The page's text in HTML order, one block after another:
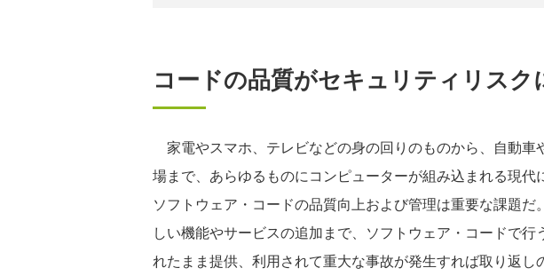
コードの品質がセキュリティリスク
家電やスマホ、テレビなどの身の回りのものから、自動車
場まで、あらゆるものにコンピューターが組み込まれる現代
ソフトウェア・コードの品質向上および管理は重要な課題
しい機能やサービスの追加まで、ソフトウェア・コードで行
れたまま提供、利用されて重大な事故が発生すれば取り返し